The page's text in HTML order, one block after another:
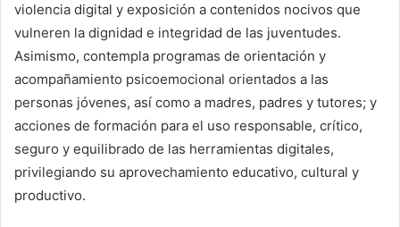
violencia digital y exposición a contenidos nocivos que
vulneren la dignidad e integridad de las juventudes.
Asimismo, contempla programas de orientación y
acompañamiento psicoemocional orientados a las
personas jóvenes, así como a madres, padres y tutores; y
acciones de formación para el uso responsable, crítico,
seguro y equilibrado de las herramientas digitales,
privilegiando su aprovechamiento educativo, cultural y
productivo.